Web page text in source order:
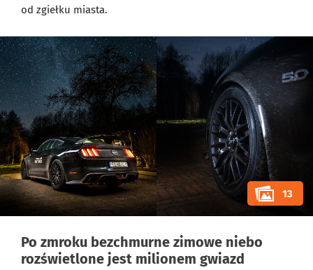
od zgiełku miasta.
13
Po zmroku bezchmurne zimowe niebo
rozświetlone jest milionem gwiazd